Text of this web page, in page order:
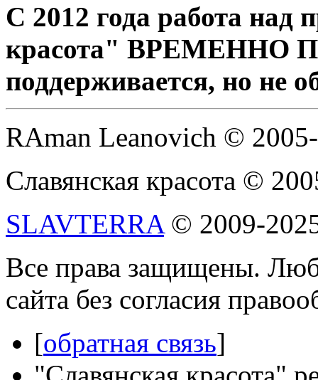
С 2012 года работа над
красота" ВРЕМЕННО
поддерживается, но не
RAman Leanovich ©
Славянская красота ©
SLAVTERRA© 2009-
Все права защищены.
сайта без согласия
[обратная связь]